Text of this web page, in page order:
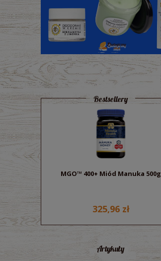
Bestsellery
MGO™ 400+ Miód Manuka 500g
325,96 zł
Artykuły